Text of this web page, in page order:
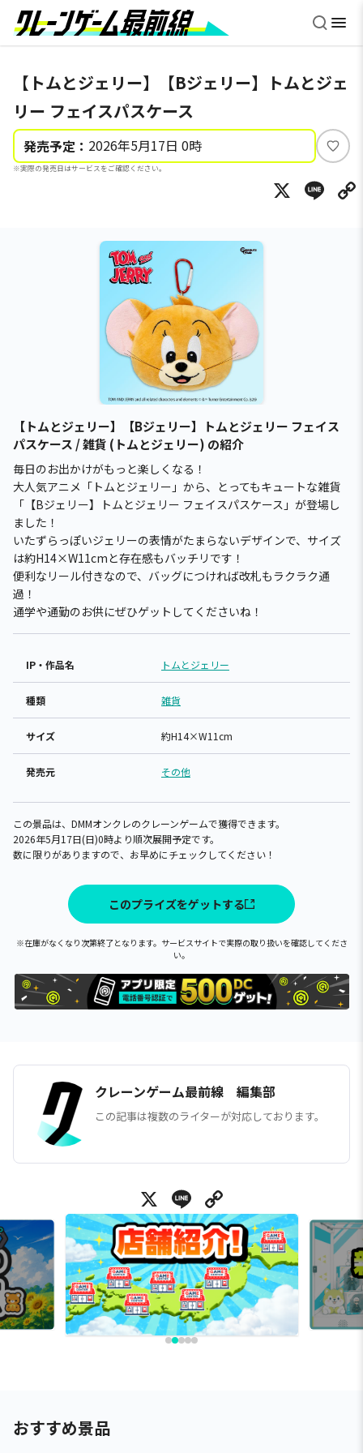
【トムとジェリー】【Bジェリー】トムとジェ
リー フェイスパスケース
発売予定： 2026年5月17日 0時
※実際の発売日はサービスをご確認ください。
い
ね
X
【トムとジェリー】【Bジェリー】トムとジェリー フェイス
パスケース / 雑貨 (トムとジェリー) の紹介
毎日のお出かけがもっと楽しくなる！
大人気アニメ「トムとジェリー」から、とってもキュートな雑貨
「【Bジェリー】トムとジェリー フェイスパスケース」が登場し
ました！
いたずらっぽいジェリーの表情がたまらないデザインで、サイズ
は約H14×W11cmと存在感もバッチリです！
便利なリール付きなので、バッグにつければ改札もラクラク通
過！
通学や通勤のお供にぜひゲットしてくださいね！
IP・作品名 トムとジェリー
種類 雑貨
サイズ 約H14×W11cm
発売元 その他
この景品は、DMMオンクレのクレーンゲームで獲得できます。
2026年5月17日(日)0時より順次展開予定です。
数に限りがありますので、お早めにチェックしてください！
このプライズをゲットする
※在庫がなくなり次第終了となります。サービスサイトで実際の取り扱いを確認してくださ
い。
クレーンゲーム最前線 編集部
この記事は複数のライターが対応しております。
X Line
おすすめ景品